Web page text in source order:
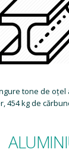
tone de
454 kg de